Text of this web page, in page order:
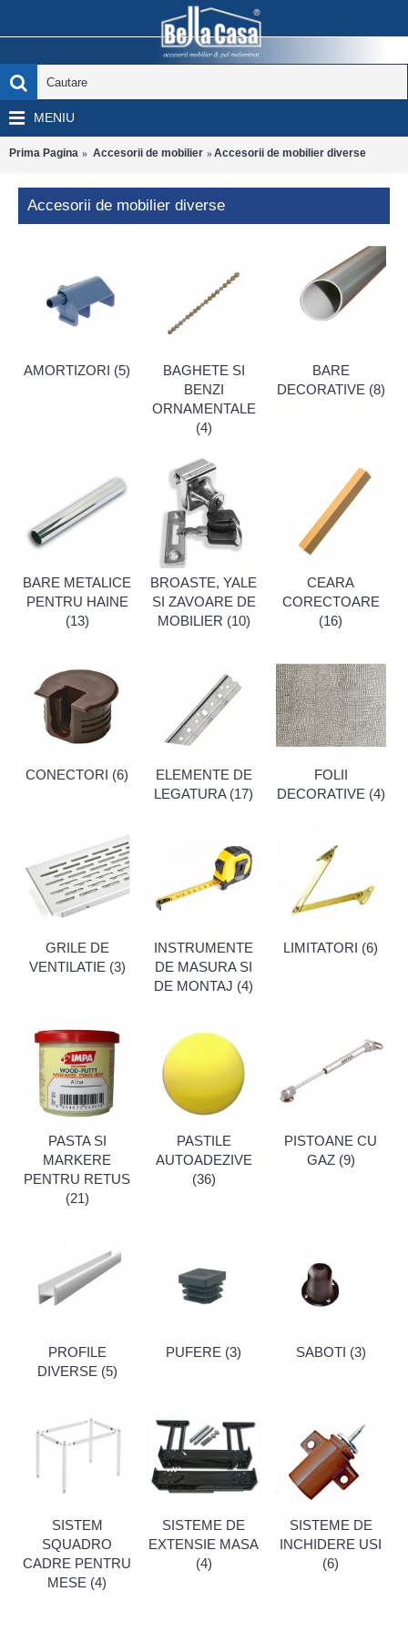
MENIU
Prima Pagina Accesorii de mobilier Accesorii de mobilier diverse
Accesorii de mobilier diverse
AMORTIZORI (5)
BAGHETE SI
BENZI
ORNAMENTALE
(4)
BARE
DECORATIVE (8)
BARE METALICE
PENTRU HAINE
(13)
BROASTE, YALE
SI ZAVOARE DE
MOBILIER (10)
CEARA
CORECTOARE
(16)
CONECTORI (6)
ELEMENTE DE
LEGATURA (17)
FOLII
DECORATIVE (4)
GRILE DE
VENTILATIE (3)
INSTRUMENTE
DE MASURA SI
DE MONTAJ (4)
LIMITATORI (6)
PASTA SI
MARKERE
PENTRU RETUS
(21)
PASTILE
AUTOADEZIVE
(36)
PISTOANE CU
GAZ (9)
PROFILE
DIVERSE (5)
PUFERE (3) SABOTI (3)
SISTEM
SQUADRO
CADRE PENTRU
MESE (4)
SISTEME DE
EXTENSIE MASA
(4)
SISTEME DE
INCHIDERE USI
(6)